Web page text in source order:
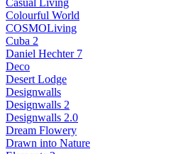
Casual Living
Colourful World
COSMOLiving
Cuba 2
Daniel Hechter 7
Deco
Desert Lodge
Designwalls
Designwalls 2
Designwalls 2.0
Dream Flowery
Drawn into Nature